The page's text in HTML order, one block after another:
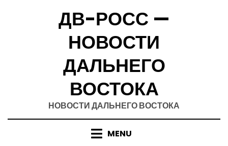
ДВ-РОСС —
НОВОСТИ
ДАЛЬНЕГО
ВОСТОКА
НОВОСТИ ДАЛЬНЕГО ВОСТОКА
MENU